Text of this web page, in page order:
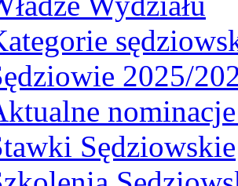
2025/
Sędziowskie